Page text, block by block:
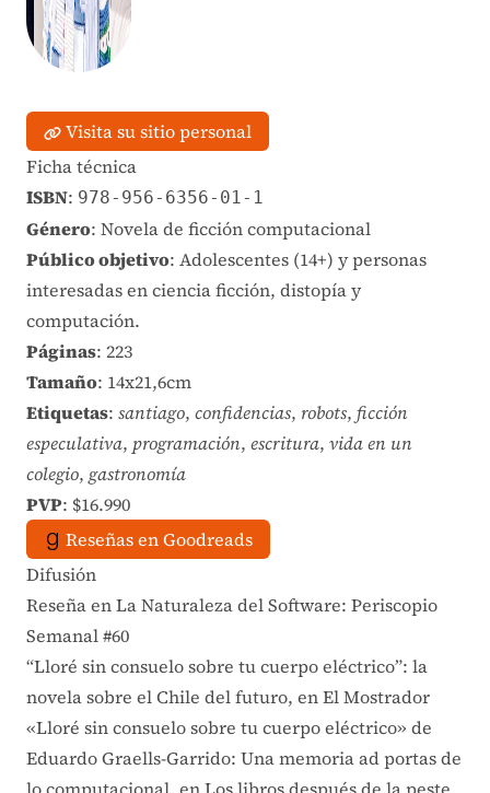
Visita su sitio personal
Ficha técnica
ISBN: 978-956-6356-01-1
Género: Novela de ficción computacional
Público objetivo: Adolescentes (14+) y personas
interesadas en ciencia ficción, distopía y
computación.
Páginas: 223
Tamaño: 14x21,6cm
Etiquetas: santiago, confidencias, robots, ficción
especulativa, programación, escritura, vida en un
colegio, gastronomía
PVP: $16.990
Reseñas en Goodreads
Difusión
Reseña en La Naturaleza del Software: Periscopio
Semanal #60
“Lloré sin consuelo sobre tu cuerpo eléctrico”: la
novela sobre el Chile del futuro, en El Mostrador
«Lloré sin consuelo sobre tu cuerpo eléctrico» de
Eduardo Graells-Garrido: Una memoria ad portas de